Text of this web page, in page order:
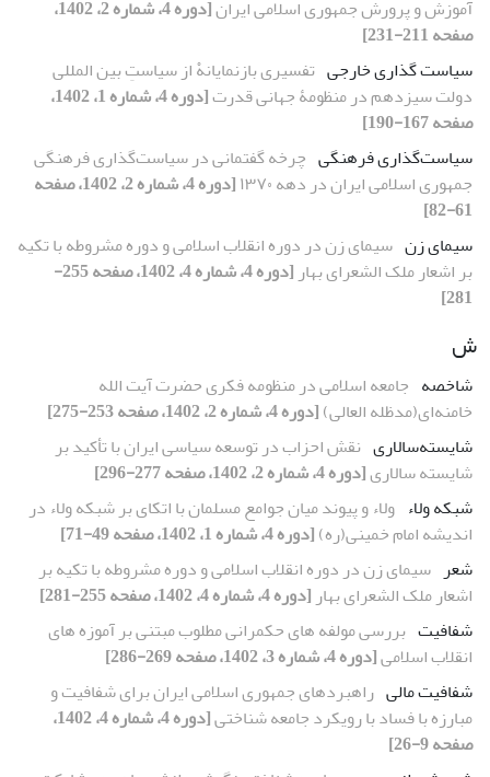
آموزش و پرورش جمهوری اسلامی ایران
[دوره 4، شماره 2، 1402،
صفحه 211-231]
سیاست گذاری خارجی تفسیری بازنمایانهْ از سیاستِ بین المللی
دولت سیزدهم در منظومۀ جهانی قدرت
[دوره 4، شماره 1، 1402،
صفحه 167-190]
سیاست‌گذاری فرهنگی چرخه گفتمانی در سیاست‌گذاری فرهنگی
جمهوری اسلامی ایران در دهه ۱۳۷۰
[دوره 4، شماره 2، 1402، صفحه
61-82]
سیمای زن سیمای زن در دوره انقلاب اسلامی و دوره مشروطه با تکیه
بر اشعار ملک الشعرای بهار
[دوره 4، شماره 4، 1402، صفحه 255-
281]
ش
شاخصه جامعه اسلامی در منظومه فکری حضرت آیت الله
خامنه‌ای(مدظله العالی)[دوره 4، شماره 2، 1402، صفحه 253-275]
شایسته‌سالاری نقش احزاب در توسعه ‌سیاسی ایران با تأکید بر
شایسته ‌سالاری[دوره 4، شماره 2، 1402، صفحه 277-296]
شبکه ولاء ولاء و پیوند میان جوامع مسلمان با اتکای بر شبکه ولاء در
اندیشه امام خمینی(ره)[دوره 4، شماره 1، 1402، صفحه 49-71]
شعر سیمای زن در دوره انقلاب اسلامی و دوره مشروطه با تکیه بر
اشعار ملک الشعرای بهار [دوره 4، شماره 4، 1402، صفحه 255-281]
شفافیت بررسی مولفه های حکمرانی مطلوب مبتنی بر آموزه های
انقلاب اسلامی[دوره 4، شماره 3، 1402، صفحه 269-286]
شفافیت مالی راهبردهای جمهوری اسلامی ایران برای شفافیت و
مبارزه با فساد با رویکرد جامعه شناختی
[دوره 4، شماره 4، 1402،
صفحه 9-26]